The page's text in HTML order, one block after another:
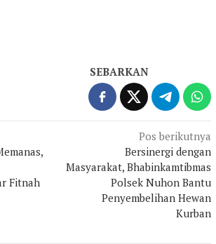
SEBARKAN
Fitnah
Pos berikutnya
Bersinergi dengan
Masyarakat, Bhabinkamtibmas
Polsek Nuhon Bantu
Penyembelihan Hewan
Kurban